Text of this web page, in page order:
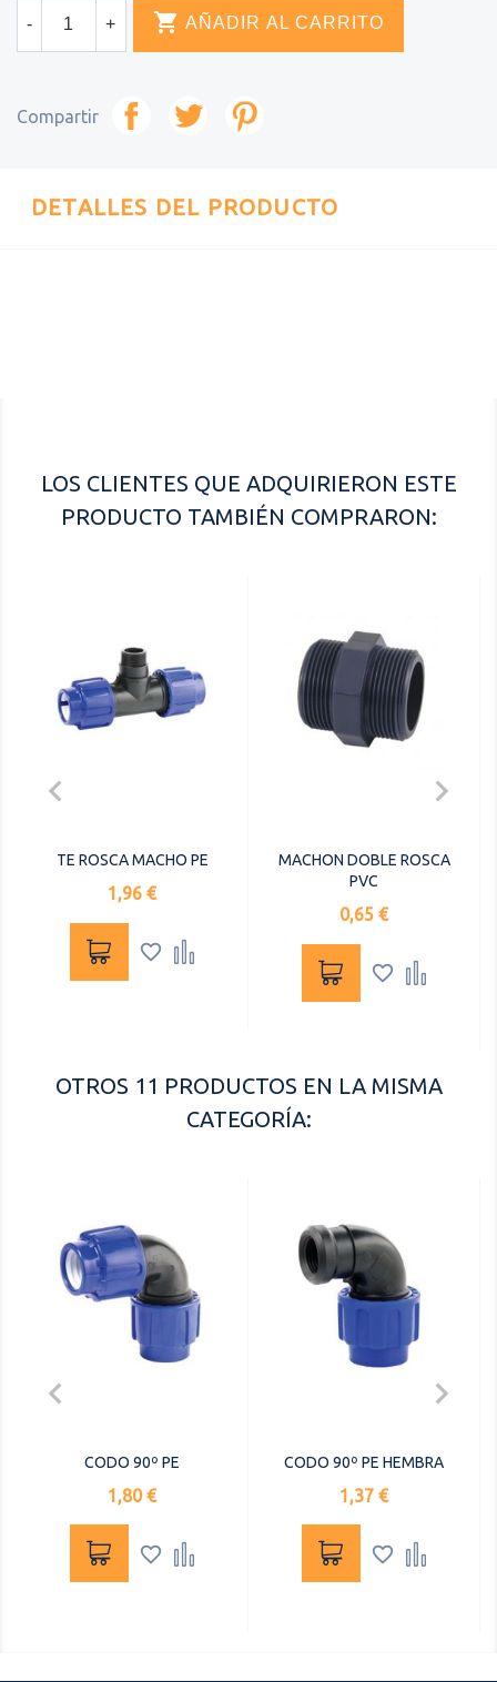
- +  AÑADIR AL CARRITO
Compartir
DETALLES DEL PRODUCTO
LOS CLIENTES QUE ADQUIRIERON ESTE
PRODUCTO TAMBIÉN COMPRARON:

TE ROSCA MACHO PE
Precio
1,96 €
 
MACHON DOBLE ROSCA
PVC
Precio
0,65 €
 

OTROS 11 PRODUCTOS EN LA MISMA
CATEGORÍA:

CODO 90º PE
Precio
1,80 €
 
CODO 90º PE HEMBRA
Precio
1,37 €
 
